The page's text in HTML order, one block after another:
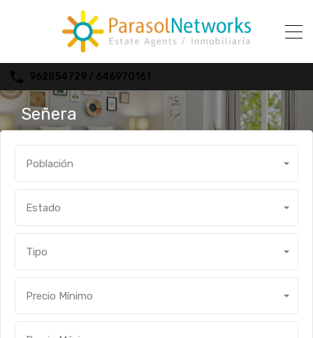
962854729 / 646970161
Señera
Población
Estado
Tipo
Precio Mínimo